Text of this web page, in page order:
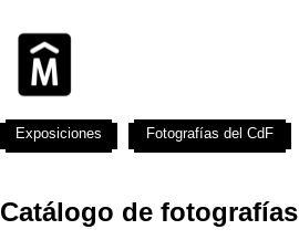
Catálogo de fotografías
Exposiciones Fotografías del CdF